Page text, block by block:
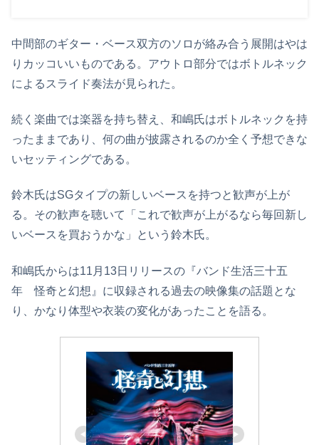
中間部のギター・ベース双方のソロが絡み合う展開はやは
りカッコいいものである。アウトロ部分ではボトルネック
によるスライド奏法が見られた。
続く楽曲では楽器を持ち替え、和嶋氏はボトルネックを持
ったままであり、何の曲が披露されるのか全く予想できな
いセッティングである。
鈴木氏はSGタイプの新しいベースを持つと歓声が上が
る。その歓声を聴いて「これで歓声が上がるなら毎回新し
いベースを買おうかな」という鈴木氏。
和嶋氏からは11月13日リリースの『バンド生活三十五
年 怪奇と幻想』に収録される過去の映像集の話題とな
り、かなり体型や衣装の変化があったことを語る。